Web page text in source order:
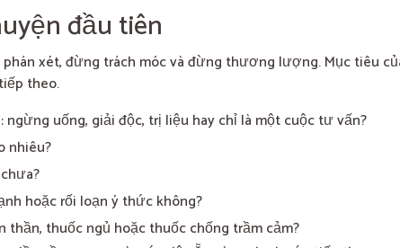
đầu tiên
xét, đừng trách móc và đừng thương lượng. Mục tiêu
theo.
uống, giải độc, trị liệu hay chỉ là một cuộc tư vấn?
nhiêu?
hoặc rối loạn ý thức không?
thuốc ngủ hoặc thuốc chống trầm cảm?